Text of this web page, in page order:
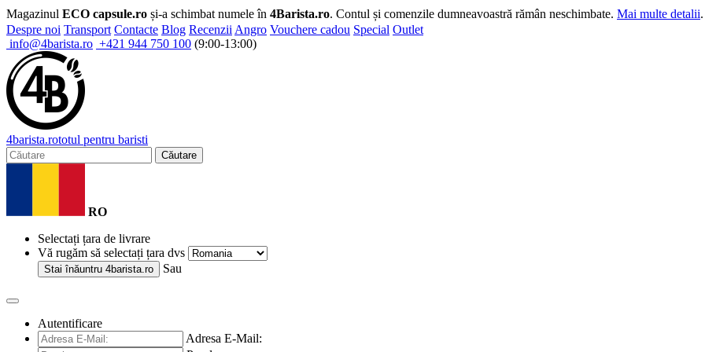
Magazinul ECO capsule.ro și-a schimbat numele în 4Barista.ro. Contul și comenzile dumneavoastră rămân neschimbate. Mai multe detalii
Despre noi Transport Contacte Blog Recenzii Angro Vouchere cadou Special Outlet
info@4barista.ro +421 944 750 100 (9:00-13:00)
4barista.rototul pentru baristi
Căutare
RO
Selectați țara de livrare
Vă rugăm să selectați țara dvs
Stai înăuntru 4barista.ro Sau
Autentificare
Adresa E-Mail: